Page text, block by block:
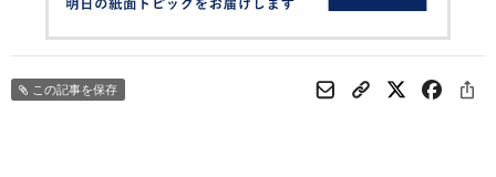
この記事を保存